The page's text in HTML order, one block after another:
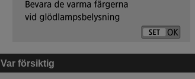
Var försiktig